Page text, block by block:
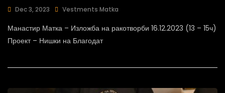
Dec 3, 2023 Vestments Matka
Манастир Матка – Изложба на ракотворби 16.12.2023 (13 – 15ч)
Проект – Нишки на Благодат